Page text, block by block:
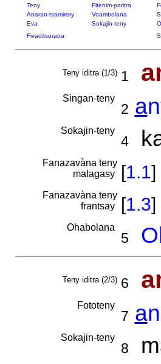
Teny Fitenim-paritra
Anaran-tsamirery
Voambolana
Eva
Sokajin-teny
Fivaditsoratra
Teny iditra (1/3) 1
Singan-teny
2 a
Sokajin-teny
4
Fanazavàna teny
malagasy
[1.1]
Fanazavàna teny
frantsay
[1.3]
Ohabolana
5
Teny iditra (2/3) 6
Fototeny
7 a
Sokajin-teny
8